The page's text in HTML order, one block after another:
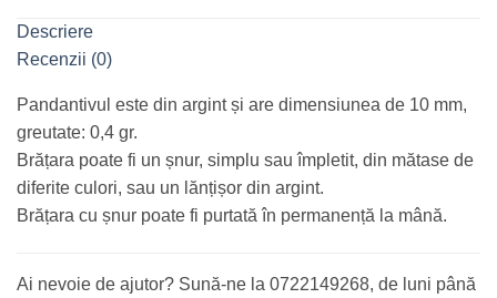
Descriere
Recenzii (0)
Pandantivul este din argint și are dimensiunea de 10 mm,
greutate: 0,4 gr.
Brățara poate fi un șnur, simplu sau împletit, din mătase de
diferite culori, sau un lănțișor din argint.
Brățara cu șnur poate fi purtată în permanență la mână.
Ai nevoie de ajutor? Sună-ne la 0722149268, de luni până